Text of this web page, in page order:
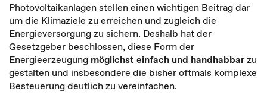
Photovoltaikanlagen stellen einen wichtigen Beitrag dar
um die Klimaziele zu erreichen und zugleich die
Energieversorgung zu sichern. Deshalb hat der
Gesetzgeber beschlossen, diese Form der
Energieerzeugung möglichst einfach und handhabbarzu
gestalten und insbesondere die bisher oftmals komplexe
Besteuerung deutlich zu vereinfachen.